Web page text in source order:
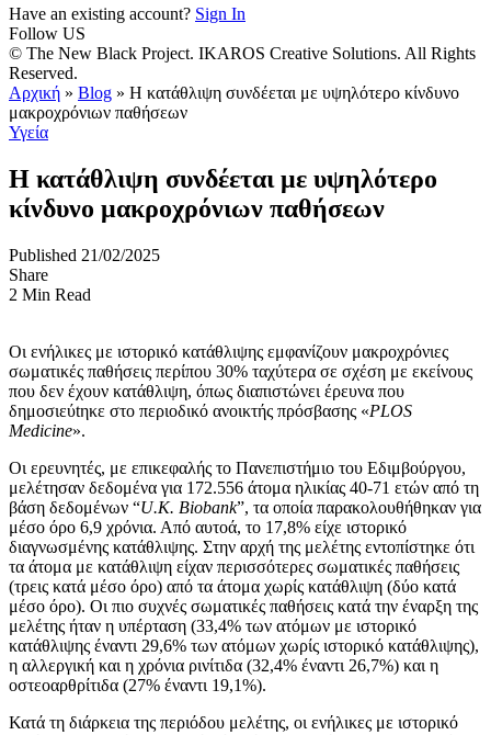
Have an existing account? Sign In
Follow US
© The New Black Project. IKAROS Creative Solutions. All Rights
Reserved.
Αρχική » Blog » Η κατάθλιψη συνδέεται με υψηλότερο κίνδυνο
μακροχρόνιων παθήσεων
Υγεία
Η κατάθλιψη συνδέεται με υψηλότερο
κίνδυνο μακροχρόνιων παθήσεων
Published 21/02/2025
Share
2 Min Read
Οι ενήλικες με ιστορικό κατάθλιψης εμφανίζουν μακροχρόνιες
σωματικές παθήσεις περίπου 30% ταχύτερα σε σχέση με εκείνους
που δεν έχουν κατάθλιψη, όπως διαπιστώνει έρευνα που
δημοσιεύtηκε στο περιοδικό ανοικτής πρόσβασης «PLOS
Medicine».
Οι ερευνητές, με επικεφαλής το Πανεπιστήμιο του Εδιμβούργου,
μελέτησαν δεδομένα για 172.556 άτομα ηλικίας 40-71 ετών από τη
βάση δεδομένων “U.K. Biobank”, τα οποία παρακολουθήθηκαν για
μέσο όρο 6,9 χρόνια. Από αυτοά, το 17,8% είχε ιστορικό
διαγνωσμένης κατάθλιψης. Στην αρχή της μελέτης εντοπίστηκε ότι
τα άτομα με κατάθλιψη είχαν περισσότερες σωματικές παθήσεις
(τρεις κατά μέσο όρο) από τα άτομα χωρίς κατάθλιψη (δύο κατά
μέσο όρο). Οι πιο συχνές σωματικές παθήσεις κατά την έναρξη της
μελέτης ήταν η υπέρταση (33,4% των ατόμων με ιστορικό
κατάθλιψης έναντι 29,6% των ατόμων χωρίς ιστορικό κατάθλιψης),
η αλλεργική και η χρόνια ρινίτιδα (32,4% έναντι 26,7%) και η
οστεοαρθρίτιδα (27% έναντι 19,1%).
Κατά τη διάρκεια της περιόδου μελέτης, οι ενήλικες με ιστορικό